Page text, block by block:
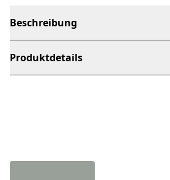
Beschreibung
Produktdetails